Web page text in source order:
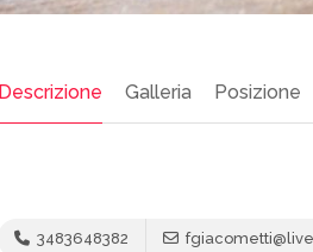
Descrizione Galleria Posizione
3483648382